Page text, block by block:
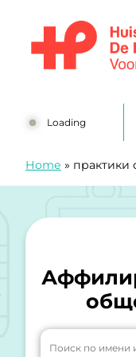
Loading
Home » практики